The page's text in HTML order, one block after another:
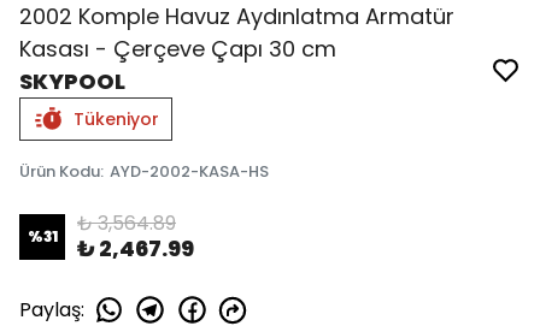
2002 Komple Havuz Aydınlatma Armatür
Kasası - Çerçeve Çapı 30 cm
SKYPOOL
Tükeniyor
Ürün Kodu: AYD-2002-KASA-HS
%31 ₺ 3,564.89
₺ 2,467.99
Paylaş: